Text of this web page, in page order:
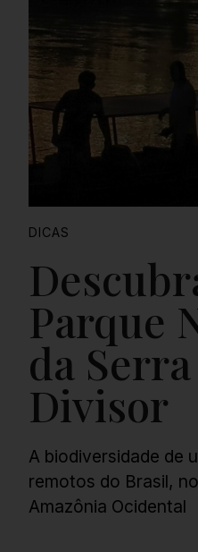
DICAS
Parque
da
Divisor
A biodiversidade de
remotos do Brasil,
Amazônia Ocidental